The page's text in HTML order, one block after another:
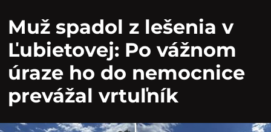
Muž spadol z lešenia v
Ľubietovej: Po vážnom
úraze ho do nemocnice
prevážal vrtuľník